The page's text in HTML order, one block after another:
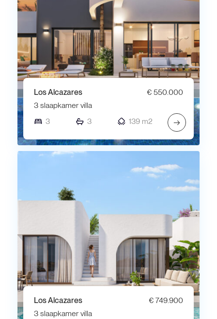
Los Alcazares
€ 550.000
3 slaapkamer villa
3
3 139 m2 →
Los Alcazares
€ 749.900
3 slaapkamer villa